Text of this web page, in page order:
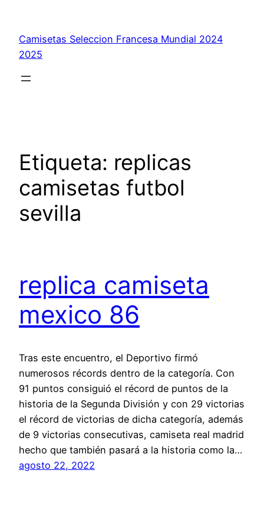
contenido
Camisetas Seleccion Francesa Mundial 2024
2025
Etiqueta: replicas
camisetas futbol
sevilla
replica camiseta
mexico 86
Tras este encuentro, el Deportivo firmó
numerosos récords dentro de la categoría. Con
91 puntos consiguió el récord de puntos de la
historia de la Segunda División y con 29 victorias
el récord de victorias de dicha categoría, además
de 9 victorias consecutivas, camiseta real madrid
hecho que también pasará a la historia como la…
agosto 22, 2022